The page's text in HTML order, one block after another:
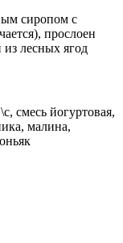
сиропом с
прослоен
лесных ягод
смесь йогуртовая,
малина,